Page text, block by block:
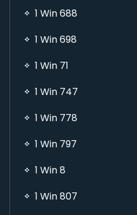
1 Win 688
1 Win 698
1 Win 71
1 Win 747
1 Win 778
1 Win 797
1 Win 8
1 Win 807